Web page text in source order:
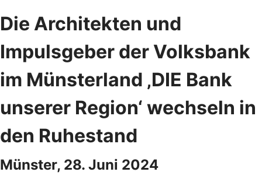
Die Architekten und
Impulsgeber der Volksbank
im Münsterland ‚DIE Bank
unserer Region‘ wechseln in
den Ruhestand
Münster, 28. Juni 2024